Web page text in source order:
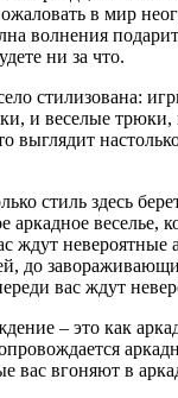
в мир
волнения
ни за что.
стилизована:
и веселые трюки,
выглядит
стиль здесь
аркадное веселье,
ждут невероятные
до
вас ждут
– это как
вас вгоняют в